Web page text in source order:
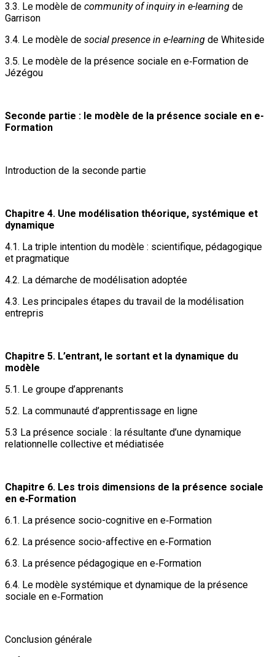
3.3. Le modèle de community of inquiry in e-learning de
Garrison
3.4. Le modèle de social presence in e-learning de Whiteside
3.5. Le modèle de la présence sociale en e‑Formation de
Jézégou
Seconde partie : le modèle de la présence sociale en e-
Formation
Introduction de la seconde partie
Chapitre 4. Une modélisation théorique, systémique et
dynamique
4.1. La triple intention du modèle : scientifique, pédagogique
et pragmatique
4.2. La démarche de modélisation adoptée
4.3. Les principales étapes du travail de la modélisation
entrepris
Chapitre 5. L’entrant, le sortant et la dynamique du
modèle
5.1. Le groupe d’apprenants
5.2. La communauté d’apprentissage en ligne
5.3 La présence sociale : la résultante d’une dynamique
relationnelle collective et médiatisée
Chapitre 6. Les trois dimensions de la présence sociale
en e‑Formation
6.1. La présence socio-cognitive en e‑Formation
6.2. La présence socio-affective en e‑Formation
6.3. La présence pédagogique en e‑Formation
6.4. Le modèle systémique et dynamique de la présence
sociale en e‑Formation
Conclusion générale